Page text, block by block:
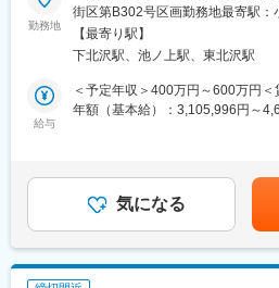
米国式の自由な環境で、個性豊か
■当社の強み：
◎世界トップクラスの自社ブラン
博士号を持つ学術担当が随時サポ
◎圧倒的な製品力により、未経験
◎外資系企業ならではの風通しの
ィアを発信しやすい環境です。
（例）売上150万円の場合、50万
【業務概要】
医薬品の代理店営業として、医師
するポジションです。
日本では未承認の海外医薬品を顧
医療を提供することができる、社
【具体的な業務内容】
・首都圏のクリニックを中心に院
プローチ／学会での交流／既存顧客
勤務地
街区第B302号区画勤務地最寄駅
策：屋内喫煙可能場所あり変更の
【最寄り駅】
下北沢駅、池ノ上駅、東北沢駅
給与
＜予定年収＞400万円～600万円
年額（基本給）：3,105,996円～
給与補足＞※業績賞与のため年収
■賞与：業績による賃金はあくま
じて上下する可能性があります。
記です。
気になる